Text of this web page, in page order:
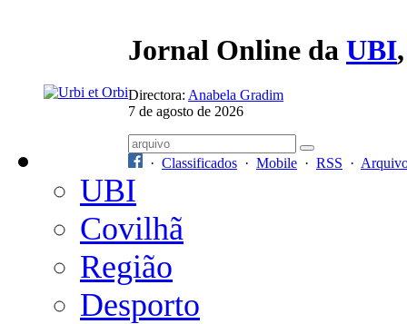
Jornal Online da UBI
Directora: Anabela Gradim
7 de agosto de 2026
· Classificados · Mobile · RSS ·
UBI
Covilhã
Região
Desporto